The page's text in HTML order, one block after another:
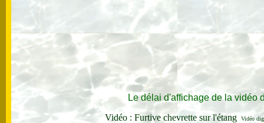
Le délai d'affichage de la vidéo
Vidéo : Furtive chevrette sur l'étang
Vidéo